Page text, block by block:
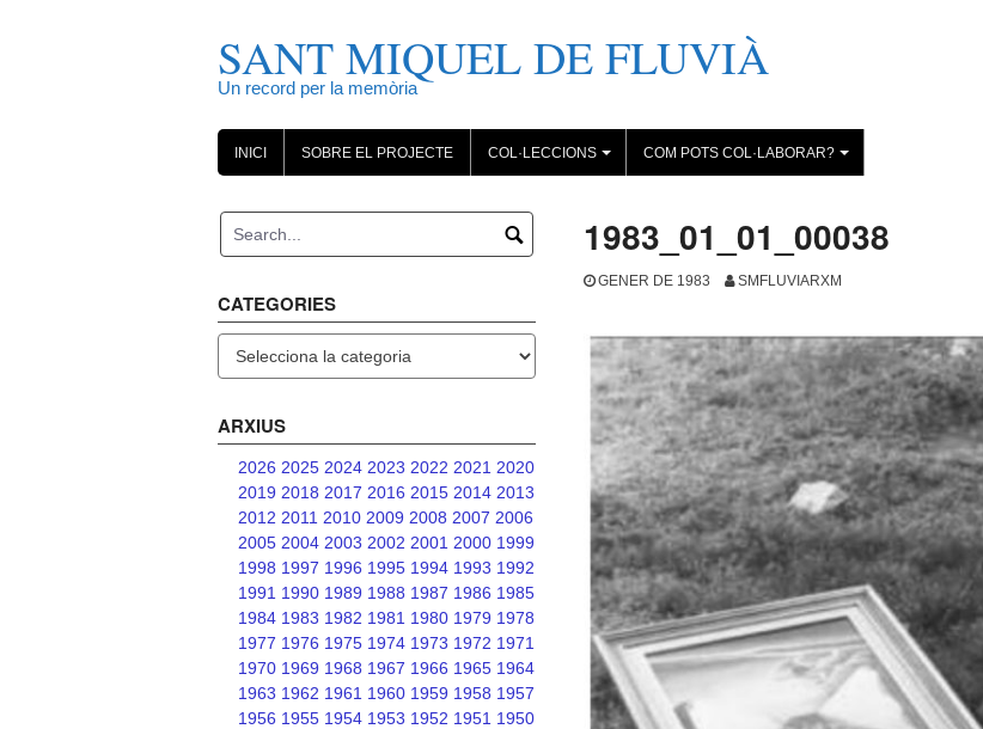
SANT MIQUEL DE FLUVIÀ
Un record per la memòria
INICI SOBRE EL PROJECTE
+
COL·LECCIONS
+
COM POTS COL·LABORAR?
1983_01_01_00038
GENER DE 1983 SMFLUVIARXM
CATEGORIES
ARXIUS
2026 2025 2024 2023 2022 2021 2020
2019 2018 2017 2016 2015 2014 2013
2012 2011 2010 2009 2008 2007 2006
2005 2004 2003 2002 2001 2000 1999
1998 1997 1996 1995 1994 1993 1992
1991 1990 1989 1988 1987 1986 1985
1984 1983 1982 1981 1980 1979 1978
1977 1976 1975 1974 1973 1972 1971
1970 1969 1968 1967 1966 1965 1964
1963 1962 1961 1960 1959 1958 1957
1956 1955 1954 1953 1952 1951 1950